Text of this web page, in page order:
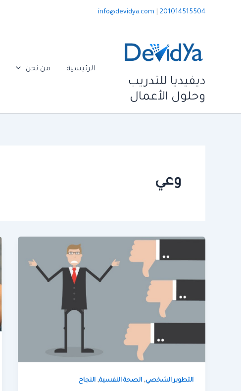
info@devidya.com 201014515504
ديفيديا للتدريب
وحلول الأعمال
الرئيسية من نحن
وعي
التطوير الشخصي, الصحة النفسية, النجاح